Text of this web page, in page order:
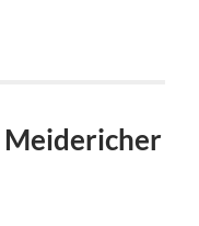
Meidericher